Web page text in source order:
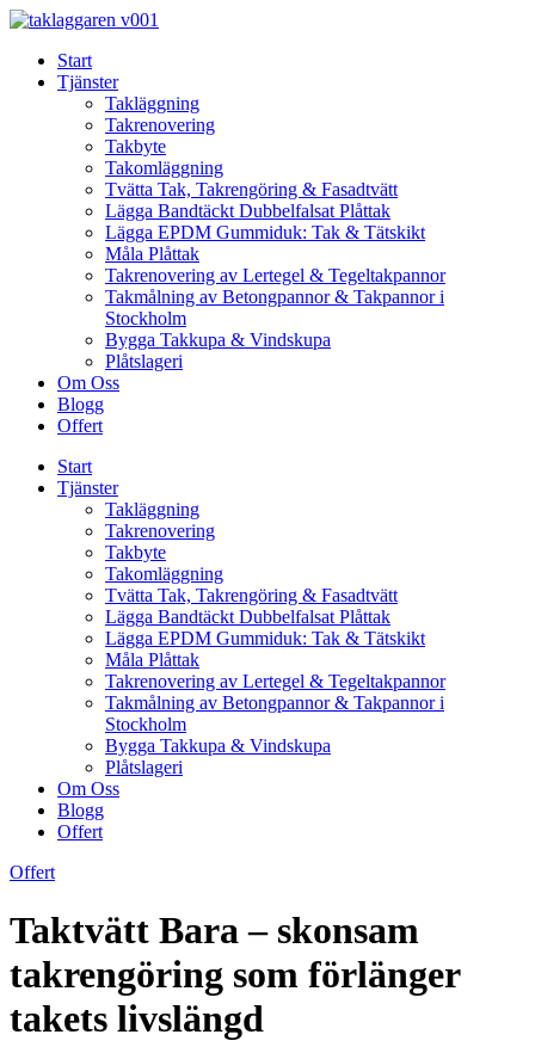
Skip
contentStart
Tjänster
Takläggning
Takrenovering
Takbyte
Takomläggning
Tvätta Tak, Takrengöring & Fasadtvätt
Lägga Bandtäckt Dubbelfalsat Plåttak
Lägga EPDM Gummiduk: Tak & Tätskikt
Måla Plåttak
Takrenovering av Lertegel & Tegeltakpannor
Takmålning av Betongpannor & Takpannor i
Stockholm
Bygga Takkupa & Vindskupa
Plåtslageri
Om Oss
Blogg
Offert
Start
Tjänster
Takläggning
Takrenovering
Takbyte
Takomläggning
Tvätta Tak, Takrengöring & Fasadtvätt
Lägga Bandtäckt Dubbelfalsat Plåttak
Lägga EPDM Gummiduk: Tak & Tätskikt
Måla Plåttak
Takrenovering av Lertegel & Tegeltakpannor
Takmålning av Betongpannor & Takpannor i
Stockholm
Bygga Takkupa & Vindskupa
Plåtslageri
Om Oss
Blogg
Offert
Offert
Taktvätt Bara – skonsam
takrengöring som förlänger
takets livslängd